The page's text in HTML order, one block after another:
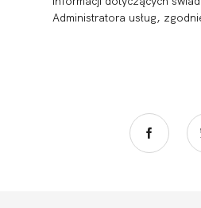
Administratora usług,